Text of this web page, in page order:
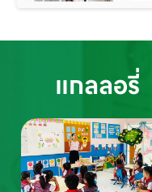
แกลลอรี่